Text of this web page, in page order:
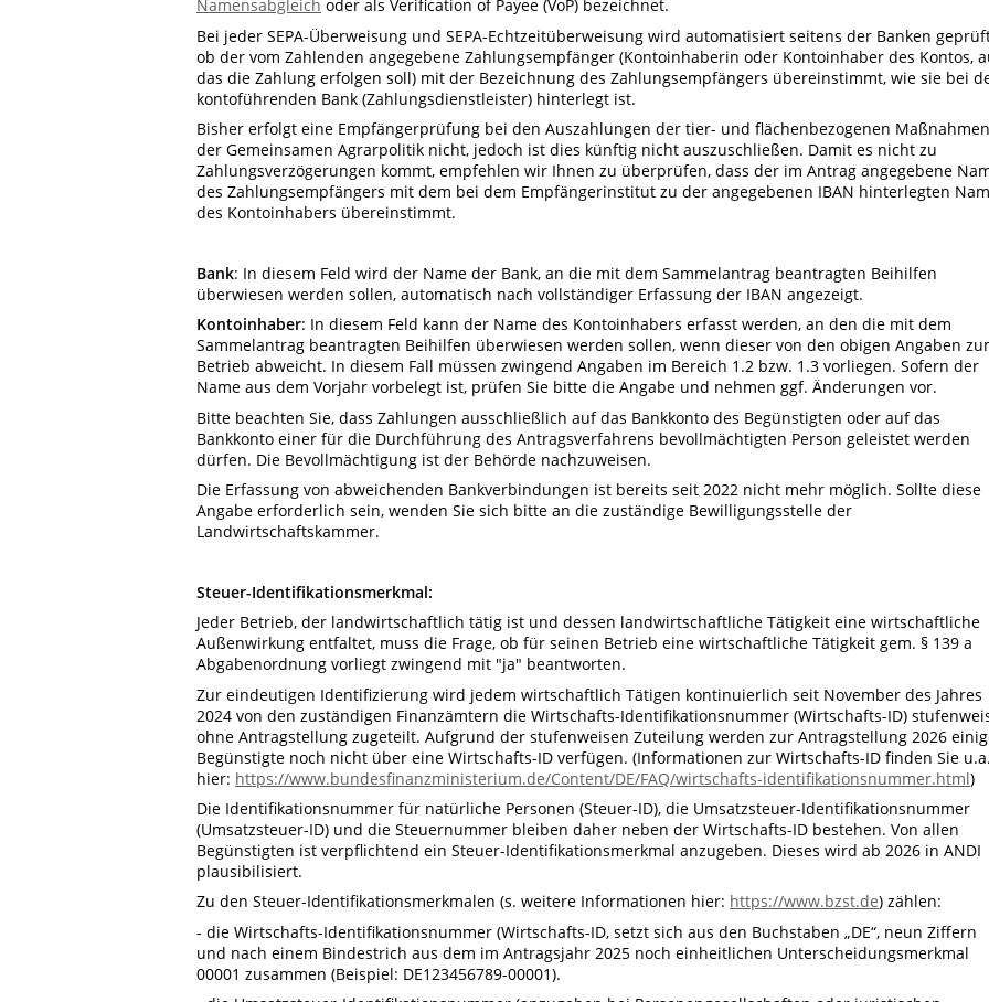
Namensabgleich oder als Verification of Payee (VoP) bezeichnet.
Bei jeder SEPA-Überweisung und SEPA-Echtzeitüberweisung wird automatisiert seitens der Banken
ob der vom Zahlenden angegebene Zahlungsempfänger (Kontoinhaberin oder Kontoinhaber des Kontos,
das die Zahlung erfolgen soll) mit der Bezeichnung des Zahlungsempfängers übereinstimmt, wie sie bei
kontoführenden Bank (Zahlungsdienstleister) hinterlegt ist.
Bisher erfolgt eine Empfängerprüfung bei den Auszahlungen der tier- und flächenbezogenen Maßnahmen
der Gemeinsamen Agrarpolitik nicht, jedoch ist dies künftig nicht auszuschließen. Damit es nicht zu
Zahlungsverzögerungen kommt, empfehlen wir Ihnen zu überprüfen, dass der im Antrag angegebene
des Zahlungsempfängers mit dem bei dem Empfängerinstitut zu der angegebenen IBAN hinterlegten
des Kontoinhabers übereinstimmt.
Bank: In diesem Feld wird der Name der Bank, an die mit dem Sammelantrag beantragten Beihilfen
überwiesen werden sollen, automatisch nach vollständiger Erfassung der IBAN angezeigt.
Kontoinhaber: In diesem Feld kann der Name des Kontoinhabers erfasst werden, an den die mit dem
Sammelantrag beantragten Beihilfen überwiesen werden sollen, wenn dieser von den obigen Angaben
Betrieb abweicht. In diesem Fall müssen zwingend Angaben im Bereich 1.2 bzw. 1.3 vorliegen. Sofern der
Name aus dem Vorjahr vorbelegt ist, prüfen Sie bitte die Angabe und nehmen ggf. Änderungen vor.
Bitte beachten Sie, dass Zahlungen ausschließlich auf das Bankkonto des Begünstigten oder auf das
Bankkonto einer für die Durchführung des Antragsverfahrens bevollmächtigten Person geleistet werden
dürfen. Die Bevollmächtigung ist der Behörde nachzuweisen.
Die Erfassung von abweichenden Bankverbindungen ist bereits seit 2022 nicht mehr möglich. Sollte diese
Angabe erforderlich sein, wenden Sie sich bitte an die zuständige Bewilligungsstelle der
Landwirtschaftskammer.
Steuer-Identifikationsmerkmal:
Jeder Betrieb, der landwirtschaftlich tätig ist und dessen landwirtschaftliche Tätigkeit eine wirtschaftliche
Außenwirkung entfaltet, muss die Frage, ob für seinen Betrieb eine wirtschaftliche Tätigkeit gem. § 139 a
Abgabenordnung vorliegt zwingend mit "ja" beantworten.
Zur eindeutigen Identifizierung wird jedem wirtschaftlich Tätigen kontinuierlich seit November des Jahres
2024 von den zuständigen Finanzämtern die Wirtschafts-Identifikationsnummer (Wirtschafts-ID)
ohne Antragstellung zugeteilt. Aufgrund der stufenweisen Zuteilung werden zur Antragstellung 2026
Begünstigte noch nicht über eine Wirtschafts-ID verfügen. (Informationen zur Wirtschafts-ID finden Sie u.a.
hier: https://www.bundesfinanzministerium.de/Content/DE/FAQ/wirtschafts-identifikationsnummer.html)
Die Identifikationsnummer für natürliche Personen (Steuer-ID), die Umsatzsteuer-Identifikationsnummer
(Umsatzsteuer-ID) und die Steuernummer bleiben daher neben der Wirtschafts-ID bestehen. Von allen
Begünstigten ist verpflichtend ein Steuer-Identifikationsmerkmal anzugeben. Dieses wird ab 2026 in ANDI
plausibilisiert.
Zu den Steuer-Identifikationsmerkmalen (s. weitere Informationen hier: https://www.bzst.de) zählen:
- die Wirtschafts-Identifikationsnummer (Wirtschafts-ID, setzt sich aus den Buchstaben „DE“, neun Ziffern
und nach einem Bindestrich aus dem im Antragsjahr 2025 noch einheitlichen Unterscheidungsmerkmal
00001 zusammen (Beispiel: DE123456789-00001).